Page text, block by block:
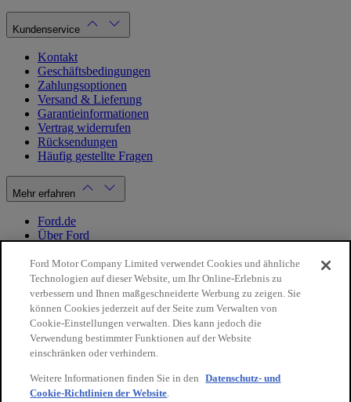
Kundenservice
Kontakt
Geschäftsbedingungen
Zahlungsoptionen
Versand & Lieferung
Garantieinformationen
Vertrag widerrufen
Rücksendungen
Häufig gestellte Fragen
Mehr erfahren
Ford.de
Über Ford
Datenschutzbestimmungen
Impressum
Mein Konto
Login / Registrierung
Meine Bestellungen
Land ändern
Ford Motor Company Limited verwendet Cookies und ähnliche
Technologien auf dieser Website, um Ihr Online-Erlebnis zu
verbessern und Ihnen maßgeschneiderte Werbung zu zeigen. Sie
können Cookies jederzeit auf der Seite zum Verwalten von
Cookie-Einstellungen verwalten. Dies kann jedoch die
Verwendung bestimmter Funktionen auf der Website
einschränken oder verhindern.
Weitere Informationen finden Sie in den
Datenschutz- und
Cookie-Richtlinien der Website.